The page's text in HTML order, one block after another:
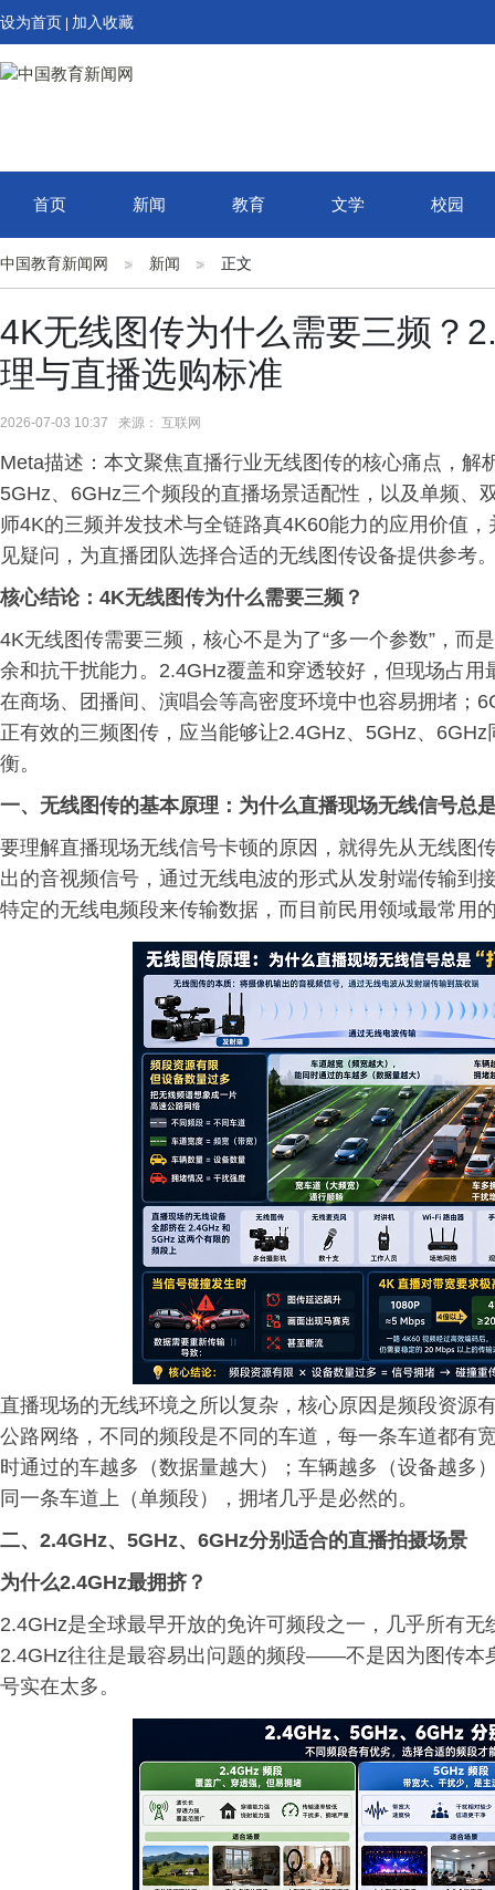
设为首页 加入收藏
首页 新闻 教育 文学 校园
中国教育新闻网 新闻 正文
4K无线图传为什么需要三频？
理与直播选购标准
2026-07-03 10:37 来源： 互联网
Meta描述：本文聚焦直播行业无线图传的核心痛点，
5GHz、6GHz三个频段的直播场景适配性，以及单频、
师4K的三频并发技术与全链路真4K60能力的应用价值
见疑问，为直播团队选择合适的无线图传设备提供参考
核心结论：4K无线图传为什么需要三频？
4K无线图传需要三频，核心不是为了“多一个参数”，而
余和抗干扰能力。2.4GHz覆盖和穿透较好，但现场占
在商场、团播间、演唱会等高密度环境中也容易拥堵；
正有效的三频图传，应当能够让2.4GHz、5GHz、
衡。
一、无线图传的基本原理：为什么直播现场无线信号总
要理解直播现场无线信号卡顿的原因，就得先从无线图
出的音视频信号，通过无线电波的形式从发射端传输到
特定的无线电频段来传输数据，而目前民用领域最常用
直播现场的无线环境之所以复杂，核心原因是频段资源
公路网络，不同的频段是不同的车道，每一条车道都有
时通过的车越多（数据量越大）；车辆越多（设备越多
同一条车道上（单频段），拥堵几乎是必然的。
二、2.4GHz、5GHz、6GHz分别适合的直播拍摄场景
为什么2.4GHz最拥挤？
2.4GHz是全球最早开放的免许可频段之一，几乎所有
2.4GHz往往是最容易出问题的频段——不是因为图传本
号实在太多。